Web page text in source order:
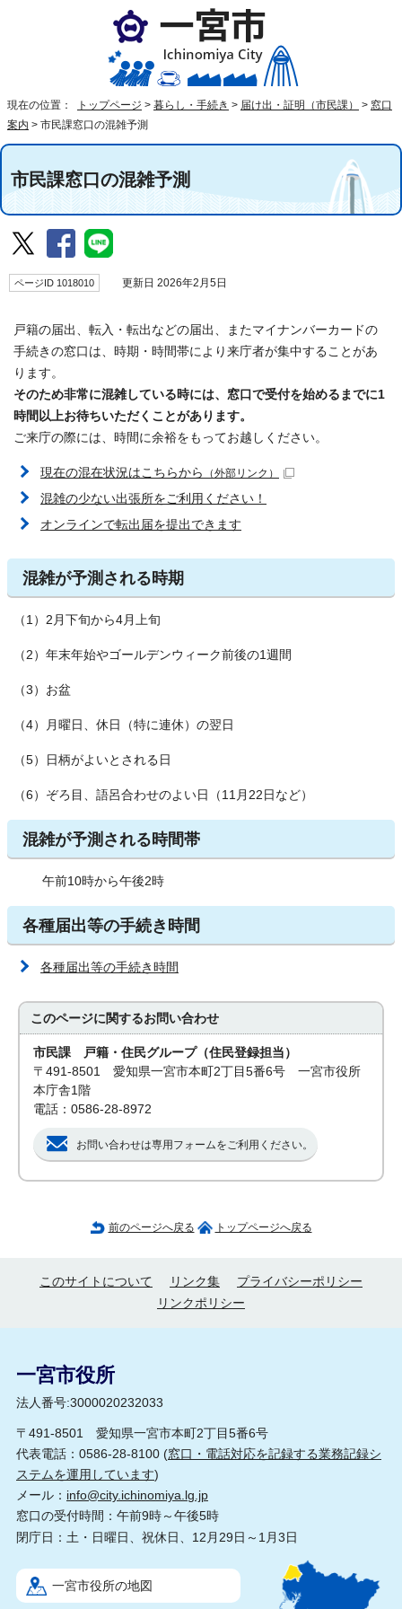
現在の位置： トップページ > 暮らし・手続き > 届け出・証明（市民課） > 窓口
案内 > 市民課窓口の混雑予測
市民課窓口の混雑予測
ページID 1018010 更新日 2026年2月5日
戸籍の届出、転入・転出などの届出、またマイナンバーカードの
手続きの窓口は、時期・時間帯により来庁者が集中することがあ
ります。
そのため非常に混雑している時には、窓口で受付を始めるまでに1
時間以上お待ちいただくことがあります。
ご来庁の際には、時間に余裕をもってお越しください。
現在の混在状況はこちらから （外部リンク）
混雑の少ない出張所をご利用ください！
オンラインで転出届を提出できます
混雑が予測される時期
（1）2月下旬から4月上旬
（2）年末年始やゴールデンウィーク前後の1週間
（3）お盆
（4）月曜日、休日（特に連休）の翌日
（5）日柄がよいとされる日
（6）ぞろ目、語呂合わせのよい日（11月22日など）
混雑が予測される時間帯
午前10時から午後2時
各種届出等の手続き時間
各種届出等の手続き時間
このページに関するお問い合わせ
市民課 戸籍・住民グループ（住民登録担当）
〒491-8501 愛知県一宮市本町2丁目5番6号 一宮市役所
本庁舎1階
電話：0586-28-8972
お問い合わせは専用フォームをご利用ください。
前のページへ戻る トップページへ戻る
このサイトについて リンク集
プライバシーポリシー
リンクポリシー
一宮市役所
法人番号:3000020232033
〒491-8501 愛知県一宮市本町2丁目5番6号
代表電話：0586-28-8100 (窓口・電話対応を記録する業務記録シ
ステムを運用しています)
メール： info@city.ichinomiya.lg.jp
窓口の受付時間：午前9時～午後5時
閉庁日：土・日曜日、祝休日、12月29日～1月3日
一宮市役所の地図